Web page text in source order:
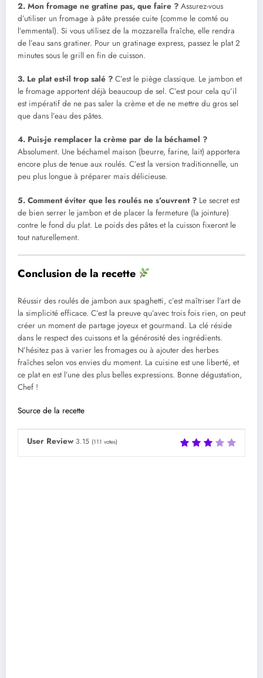
2. Mon fromage ne gratine pas, que faire ? Assurez-vous
d’utiliser un fromage à pâte pressée cuite (comme le comté ou
l’emmental). Si vous utilisez de la mozzarella fraîche, elle rendra
de l’eau sans gratiner. Pour un gratinage express, passez le plat 2
minutes sous le grill en fin de cuisson.
3. Le plat est-il trop salé ? C’est le piège classique. Le jambon et
le fromage apportent déjà beaucoup de sel. C’est pour cela qu’il
est impératif de ne pas saler la crème et de ne mettre du gros sel
que dans l’eau des pâtes.
4. Puis-je remplacer la crème par de la béchamel ?
Absolument. Une béchamel maison (beurre, farine, lait) apportera
encore plus de tenue aux roulés. C’est la version traditionnelle, un
peu plus longue à préparer mais délicieuse.
5. Comment éviter que les roulés ne s’ouvrent ? Le secret est
de bien serrer le jambon et de placer la fermeture (la jointure)
contre le fond du plat. Le poids des pâtes et la cuisson fixeront le
tout naturellement.
Conclusion de la recette
Réussir des roulés de jambon aux spaghetti, c’est maîtriser l’art de
la simplicité efficace. C’est la preuve qu’avec trois fois rien, on peut
créer un moment de partage joyeux et gourmand. La clé réside
dans le respect des cuissons et la générosité des ingrédients.
N’hésitez pas à varier les fromages ou à ajouter des herbes
fraîches selon vos envies du moment. La cuisine est une liberté, et
ce plat en est l’une des plus belles expressions. Bonne dégustation,
Chef !
Source de la recette
User Review 3.15 (111 votes)